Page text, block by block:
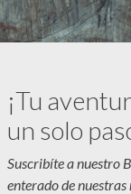
¡Tu
un solo
Suscribíte a nuestro
enterado de